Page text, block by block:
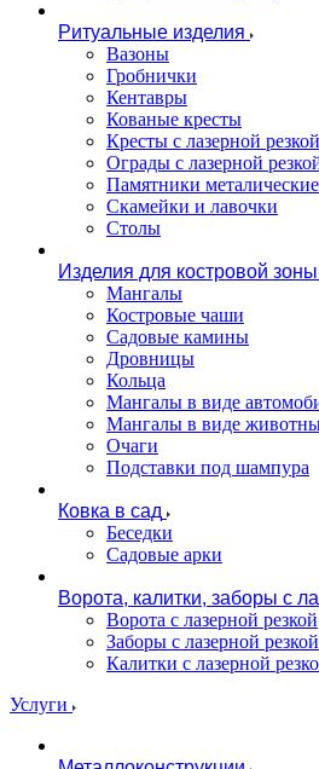
Ритуальные изделия
Вазоны
Гробнички
Кентавры
Кованые кресты
Кресты с лазерной резкой
Ограды с лазерной
Памятники металические
Скамейки и лавочки
Столы
Изделия для костровой зоны
Мангалы
Костровые чаши
Садовые камины
Дровницы
Кольца
Мангалы в виде
Мангалы в виде
Очаги
Подставки под шампура
Ковка в сад
Беседки
Садовые арки
Ворота, калитки, заборы с
Ворота с лазерной резкой
Заборы с лазерной резкой
Калитки с лазерной
Услуги